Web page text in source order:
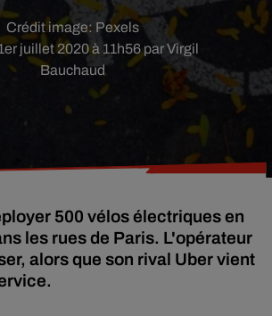
juillet 2020 à 11h56 par Virgil
Bauchaud
Crédit image: Pexels
500 vélos électriques en
les rues de Paris. L'opérateur
alors que son rival Uber vient